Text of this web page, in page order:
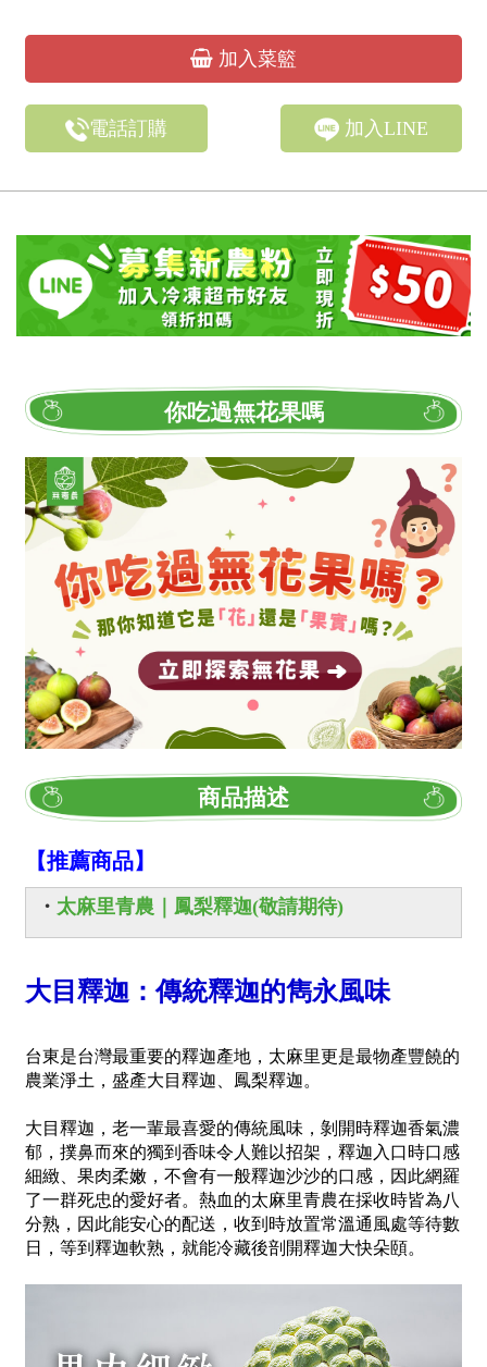
加入菜籃
電話訂購 加入LINE
你吃過無花果嗎
商品描述
【推薦商品】
・ 太麻里青農｜鳳梨釋迦(敬請期待)
大目釋迦：傳統釋迦的雋永風味
台東是台灣最重要的釋迦產地，太麻里更是最物產豐饒的
農業淨土，盛產大目釋迦、鳳梨釋迦。
大目釋迦，老一輩最喜愛的傳統風味，剝開時釋迦香氣濃
郁，撲鼻而來的獨到香味令人難以招架，釋迦入口時口感
細緻、果肉柔嫩，不會有一般釋迦沙沙的口感，因此網羅
了一群死忠的愛好者。熱血的太麻里青農在採收時皆為八
分熟，因此能安心的配送，收到時放置常溫通風處等待數
日，等到釋迦軟熟，就能冷藏後剖開釋迦大快朵頤。